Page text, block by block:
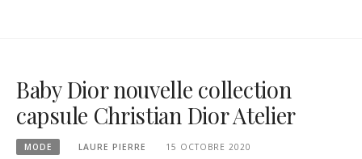
Baby Dior nouvelle collection
capsule Christian Dior Atelier
MODE LAURE PIERRE 15 OCTOBRE 2020